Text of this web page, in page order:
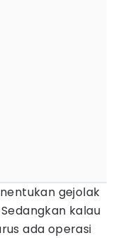
gejolak
kalau
ada operasi